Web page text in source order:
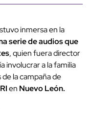
inmersa en la
serie de audios que
, quien fuera director
involucrar a la familia
la campaña de
en Nuevo León.